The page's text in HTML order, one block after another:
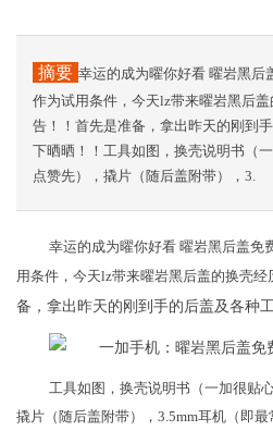
摘要 幸运的成为曜你好看 曜岩黑后
作为试用条件，今天lz带来曜岩黑后
告！！首先是准备，拿出昨天的刚到
下晒晒！！工具如图，换壳说明书（
点赞先），撬片（随后盖附带），3.
幸运的成为曜你好看 曜岩黑后盖免
用条件，今天lz带来曜岩黑后盖的换壳经
备，拿出昨天的刚到手的后盖及各种
工具如图，换壳说明书（一加很贴
撬片（随后盖附带），3.5mm耳机（即